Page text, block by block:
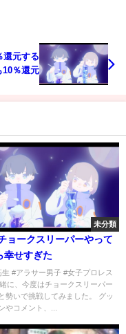
還元する
10％還元
未分類
ョークスリーパーやって
幸せすぎた
生 #アラサー男子 #女子プロレス
に、今度はチョークスリーパー
勢いで挑戦してみました。 グッ
やコメント、...